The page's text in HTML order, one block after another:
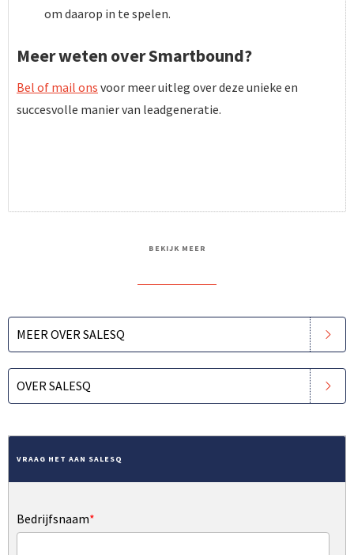
om daarop in te spelen.
Meer weten over Smartbound?
Bel of mail ons voor meer uitleg over deze unieke en
succesvolle manier van leadgeneratie.
BEKIJK MEER
MEER OVER SALESQ
OVER SALESQ
VRAAG HET AAN SALESQ
Bedrijfsnaam*